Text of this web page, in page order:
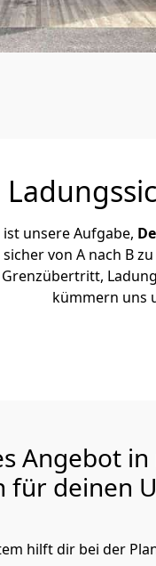
ist unsere Aufgabe,
sicher von A nach B
Grenzübertritt,
kümmern uns
Angebot
deinen
hilft dir bei der